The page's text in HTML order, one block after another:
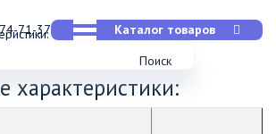
71-37
Каталог товаров
Поиск
Сухая смесь Фракция заполнителя
характеристики: